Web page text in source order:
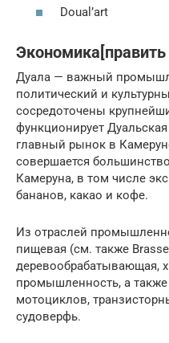
Doual’art
Экономика[править
Дуала — важный
политический и
сосредоточены
функционирует
главный рынок в
совершается
Камеруна, в том числе
бананов, какао и кофе.
Из отраслей
пищевая (см. также
деревообрабатывающая,
промышленность, а
мотоциклов,
судоверфь.